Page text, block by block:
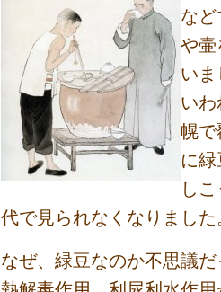
な
や壷
い
い
幌で
に
し
代で見られなくなりました
なぜ、緑豆なのか不思議